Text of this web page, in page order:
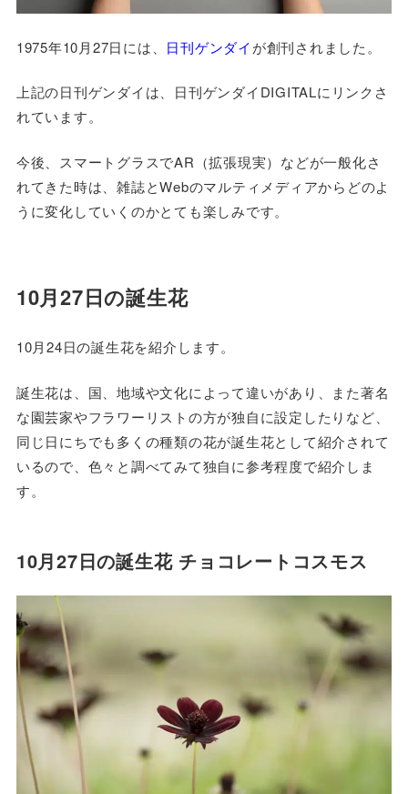
1975年10月27日には、 日刊ゲンダイが創刊されました。
上記の日刊ゲンダイは、日刊ゲンダイDIGITALにリンクさ
れています。
今後、スマートグラスでAR（拡張現実）などが一般化さ
れてきた時は、雑誌とWebのマルティメディアからどのよ
うに変化していくのかとても楽しみです。
10月27日の誕生花
10月24日の誕生花を紹介します。
誕生花は、国、地域や文化によって違いがあり、また著名
な園芸家やフラワーリストの方が独自に設定したりなど、
同じ日にちでも多くの種類の花が誕生花として紹介されて
いるので、色々と調べてみて独自に参考程度で紹介しま
す。
10月27日の誕生花 チョコレートコスモス